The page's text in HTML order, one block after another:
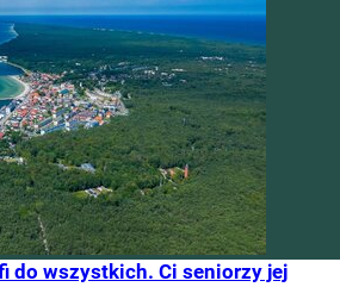
do wszystkich. Ci seniorzy jej